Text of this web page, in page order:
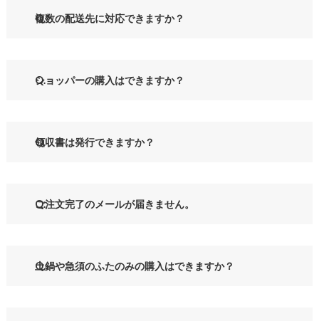
複数の配送先に対応できますか？
ショッパーの購入はできますか？
領収書は発行できますか？
ご注文完了のメールが届きません。
土鍋や急須のふたのみの購入はできますか？